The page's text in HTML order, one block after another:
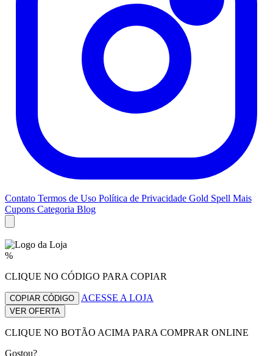
Contato Termos de Uso Política de Privacidade Gold Spell Mais
Cupons Categoria Blog
%
CLIQUE NO CÓDIGO PARA COPIAR
COPIAR CÓDIGO ACESSE A LOJA
VER OFERTA
CLIQUE NO BOTÃO ACIMA PARA COMPRAR ONLINE
Gostou?